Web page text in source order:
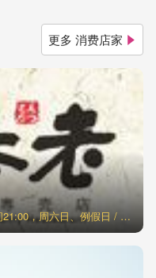
更多 消费店家
周一至周五 / 11:30-21:30 最後收客时间21:00，周六日、例假日 / 11:00-21:30 最後收客时间21:00